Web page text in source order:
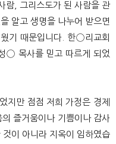
람, 그리스도가 된 사람을 관
알고 생명을 나누어 받으면
기 때문입니다. 한◯리교회
◯ 목사를 믿고 따르게 되었
지만 점점 저희 가정은 경제
즐거움이나 기쁨이나 감사
이 아니라 지옥이 임하였습